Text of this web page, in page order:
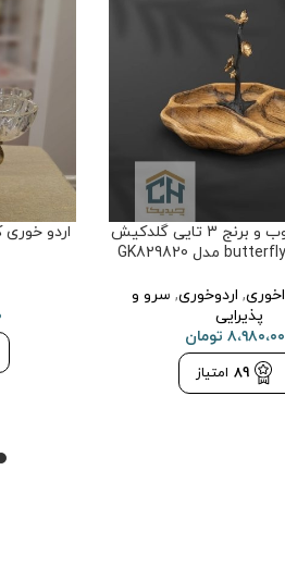
اردو خوری چوب و برنج 3 تایی گلدکیش
, اردوخوری, سرو و
پذیرایی
تومان
89 امتیاز